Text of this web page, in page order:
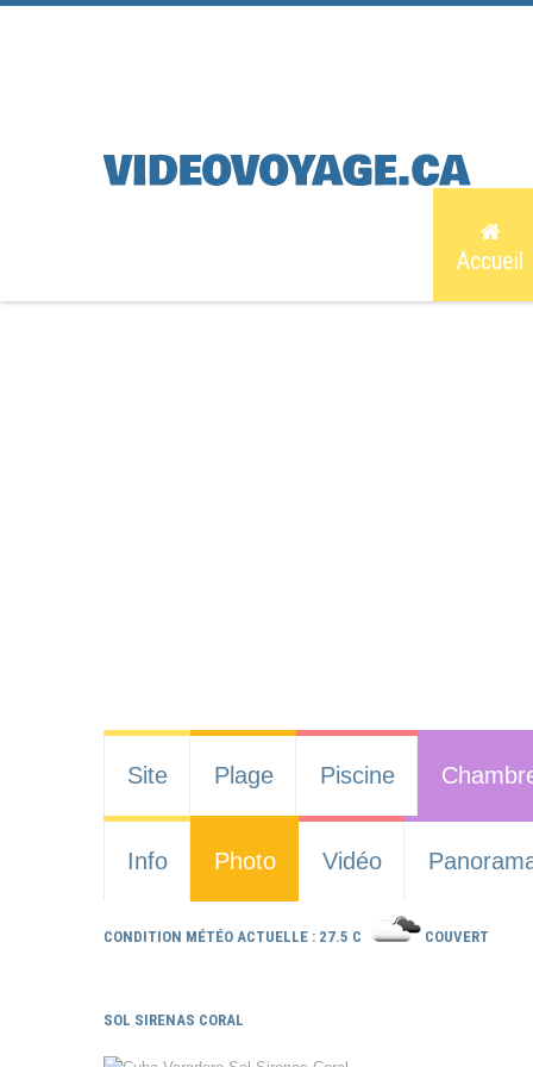
Accueil
Site Plage Piscine
Info Photo Vidéo
CONDITION MÉTÉO ACTUELLE : 27.5 C COUVERT
SOL SIRENAS CORAL